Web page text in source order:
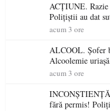
ACȚIUNE.
Polițiștii au dat
permis într-o
acum 3 ore
ALCOOL. Șofer
Alcoolemie
acum 3 ore
fără permis!